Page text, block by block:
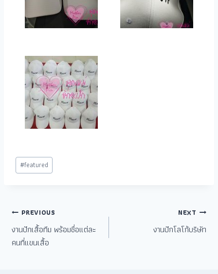
#featured
PREVIOUS
งานปักเสื้อทีม พร้อมชื่อแต่ละ
คนที่แขนเสื้อ
NEXT
งานปักโลโก้บริษัท